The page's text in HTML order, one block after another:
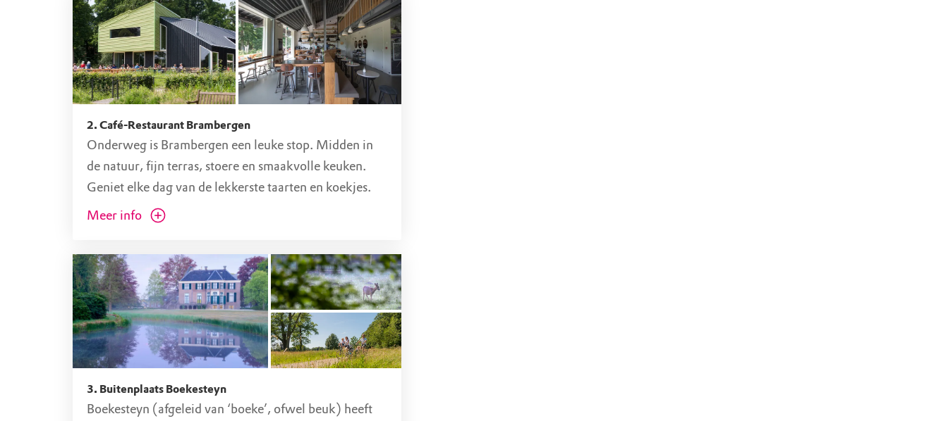
2. Café-Restaurant Brambergen
Onderweg is Brambergen een leuke stop. Midden in
de natuur, fijn terras, stoere en smaakvolle keuken.
Geniet elke dag van de lekkerste taarten en koekjes.
Heerlijk bij de koffie of een verse sap. Ook voor lunch
Meer info
3. Buitenplaats Boekesteyn
Boekesteyn (afgeleid van ‘boeke’, ofwel beuk) heeft